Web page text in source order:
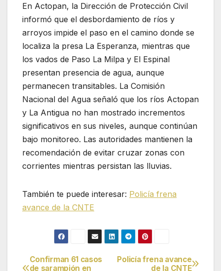
En Actopan, la Dirección de Protección Civil
informó que el desbordamiento de ríos y
arroyos impide el paso en el camino donde se
localiza la presa La Esperanza, mientras que
los vados de Paso La Milpa y El Espinal
presentan presencia de agua, aunque
permanecen transitables. La Comisión
Nacional del Agua señaló que los ríos Actopan
y La Antigua no han mostrado incrementos
significativos en sus niveles, aunque continúan
bajo monitoreo. Las autoridades mantienen la
recomendación de evitar cruzar zonas con
corrientes mientras persistan las lluvias.
También te puede interesar: Policía frena
avance de la CNTE
Navegación
Policía frena avance
de la CNTE
Confirman 61 casos
de sarampión en